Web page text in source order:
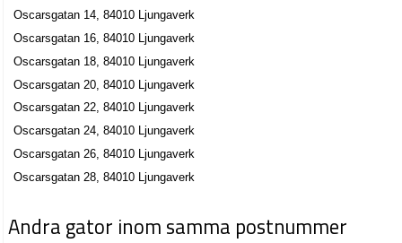
Oscarsgatan 14, 84010 Ljungaverk
Oscarsgatan 16, 84010 Ljungaverk
Oscarsgatan 18, 84010 Ljungaverk
Oscarsgatan 20, 84010 Ljungaverk
Oscarsgatan 22, 84010 Ljungaverk
Oscarsgatan 24, 84010 Ljungaverk
Oscarsgatan 26, 84010 Ljungaverk
Oscarsgatan 28, 84010 Ljungaverk
Andra gator inom samma postnummer